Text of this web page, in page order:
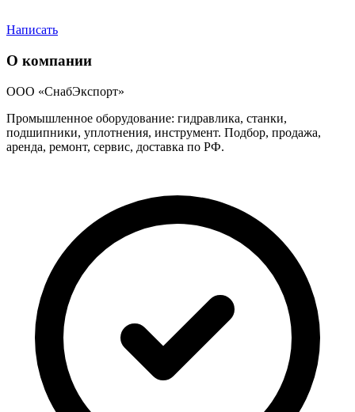
Написать
О компании
ООО «СнабЭкспорт»
Промышленное оборудование: гидравлика, станки,
подшипники, уплотнения, инструмент. Подбор, продажа,
аренда, ремонт, сервис, доставка по РФ.